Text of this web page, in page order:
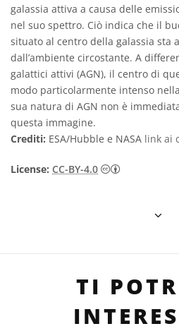
galassia attiva a causa delle
nel suo spettro. Ciò indica che il
situato al centro della galassia sta
dall’ambiente circostante. A
galattici attivi (AGN), il centro di
modo particolarmente intenso
sua natura di AGN non è
questa immagine.
Crediti: ESA/Hubble e NASA link ai
License: CC-BY-4.0 Creative
TI